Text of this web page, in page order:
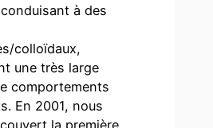
à des
colloïdaux,
une très large
comportements
En 2001, nous
la première